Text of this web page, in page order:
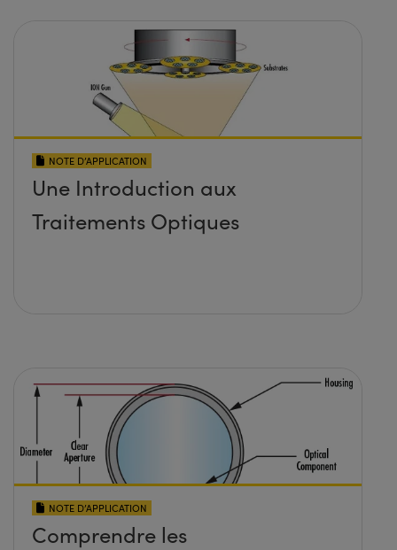
NOTE D’APPLICATION
Une Introduction aux
Traitements Optiques
NOTE D’APPLICATION
Comprendre les